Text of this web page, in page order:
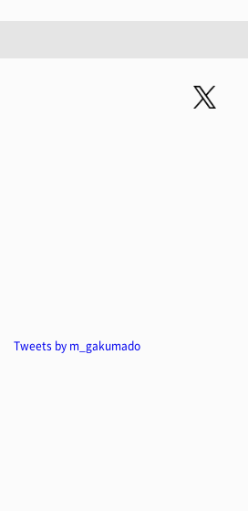
Tweets by m_gakumado